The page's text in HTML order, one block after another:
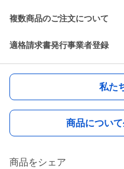
複数商品のご注文について
適格請求書発行事業者登録
私た
商品につい
商品をシェア